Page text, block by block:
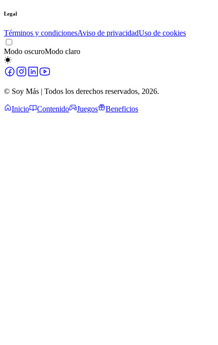
Legal
Términos y condicionesAviso de privacidadUso de cookies
Modo oscuroModo claro
© Soy Más | Todos los derechos reservados, 2026.
Inicio Contenido Juegos Beneficios